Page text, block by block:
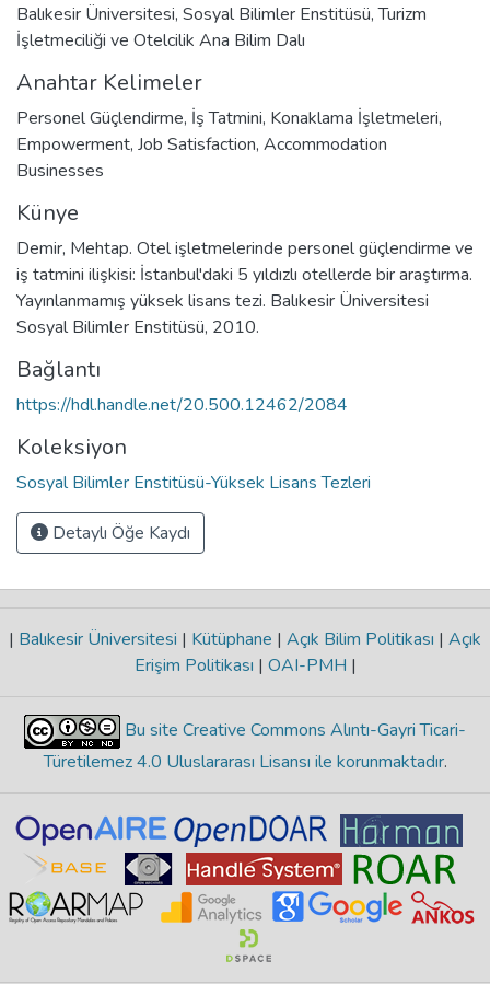
Balıkesir Üniversitesi, Sosyal Bilimler Enstitüsü, Turizm
İşletmeciliği ve Otelcilik Ana Bilim Dalı
Anahtar Kelimeler
Personel Güçlendirme, İş Tatmini, Konaklama İşletmeleri,
Empowerment, Job Satisfaction, Accommodation
Businesses
Künye
Demir, Mehtap. Otel işletmelerinde personel güçlendirme ve
iş tatmini ilişkisi: İstanbul'daki 5 yıldızlı otellerde bir araştırma.
Yayınlanmamış yüksek lisans tezi. Balıkesir Üniversitesi
Sosyal Bilimler Enstitüsü, 2010.
Bağlantı
https://hdl.handle.net/20.500.12462/2084
Koleksiyon
Sosyal Bilimler Enstitüsü-Yüksek Lisans Tezleri
Detaylı Öğe Kaydı
| Balıkesir Üniversitesi | Kütüphane | Açık Bilim Politikası | Açık
Erişim Politikası | OAI-PMH |
Bu site Creative Commons Alıntı-Gayri Ticari-
Türetilemez 4.0 Uluslararası Lisansı ile korunmaktadır.